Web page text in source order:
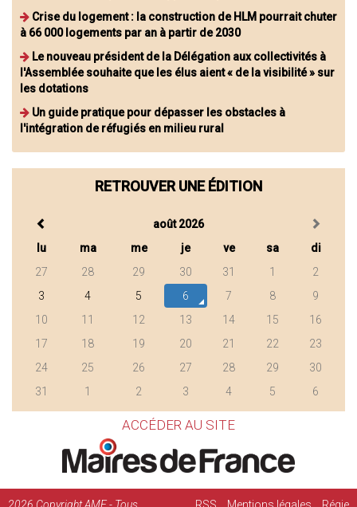
Crise du logement : la construction de HLM pourrait chuter
à 66 000 logements par an à partir de 2030
Le nouveau président de la Délégation aux collectivités à
l'Assemblée souhaite que les élus aient « de la visibilité » sur
les dotations
Un guide pratique pour dépasser les obstacles à
l'intégration de réfugiés en milieu rural
RETROUVER UNE ÉDITION
août 2026
lu
ma me je ve sa
di
27
28 29 30 31 1
2
3
4 5 6 7 8
9
10
11 12 13 14 15
16
17
18 19 20 21 22
23
24
25 26 27 28 29
30
31
1 2 3 4 5 6
ACCÉDER AU SITE